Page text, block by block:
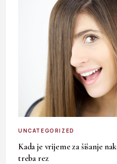
UNCATEGORIZED
Kada je vrijeme za šišanje
treba rez